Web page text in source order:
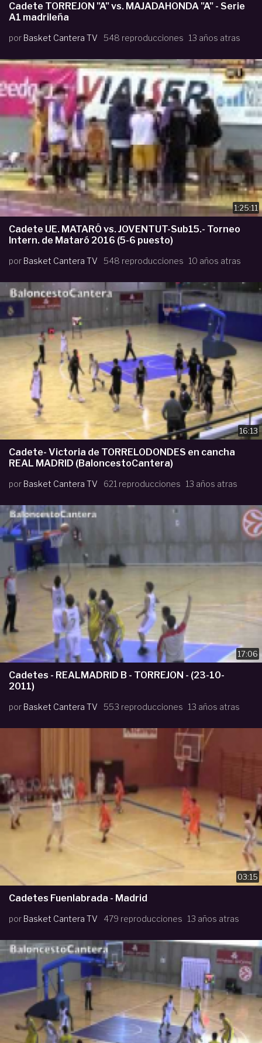
Cadete TORREJON "A" vs. MAJADAHONDA "A" - Serie
A1 madrileña
por Basket Cantera TV 548 reproducciones 13 años atras
1:25:11
Cadete UE. MATARÓ vs. JOVENTUT-Sub15.- Torneo
Intern. de Mataró 2016 (5-6 puesto)
por Basket Cantera TV 548 reproducciones 10 años atras
16:13
Cadete- Victoria de TORRELODONDES en cancha
REAL MADRID (BaloncestoCantera)
por Basket Cantera TV 621 reproducciones 13 años atras
17:06
Cadetes - REALMADRID B - TORREJON - (23-10-
2011)
por Basket Cantera TV 553 reproducciones 13 años atras
03:15
Cadetes Fuenlabrada - Madrid
por Basket Cantera TV 479 reproducciones 13 años atras